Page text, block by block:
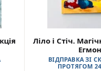
Ліло і Стіч.
ВІДПРАВКА ЗІ
ПРОТЯГОМ